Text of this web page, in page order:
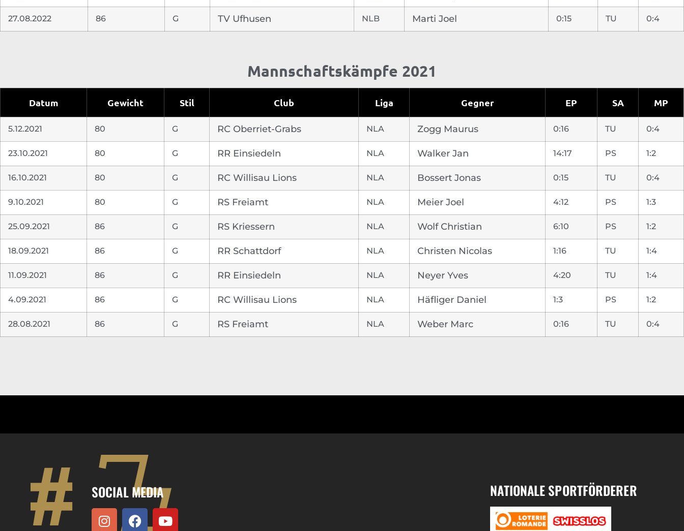
27.08.2022 86 G TV Ufhusen NLB Marti Joel 0:15 TU 0:4
Mannschaftskämpfe 2021
Datum Gewicht Stil Club Liga Gegner EP SA MP
5.12.2021 80 G RC Oberriet-Grabs NLA Zogg Maurus 0:16 TU 0:4
23.10.2021 80 G RR Einsiedeln NLA Walker Jan 14:17 PS 1:2
16.10.2021 80 G RC Willisau Lions NLA Bossert Jonas 0:15 TU 0:4
9.10.2021 80 G RS Freiamt NLA Meier Joel 4:12 PS 1:3
25.09.2021 86 G RS Kriessern NLA Wolf Christian 6:10 PS 1:2
18.09.2021 86 G RR Schattdorf NLA Christen Nicolas 1:16 TU 1:4
11.09.2021 86 G RR Einsiedeln NLA Neyer Yves 4:20 TU 1:4
4.09.2021 86 G RC Willisau Lions NLA Häfliger Daniel 1:3 PS 1:2
28.08.2021 86 G RS Freiamt NLA Weber Marc 0:16 TU 0:4
SOCIAL MEDIA NATIONALE SPORTFÖRDERER